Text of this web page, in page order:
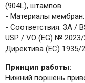
(904L), штампов.
- Материалы мембран:
- Соответствия: 3A /
USP / VO (EG) №
Директива (ЕС) 1935/
Принцип работы:
Нижний поршень